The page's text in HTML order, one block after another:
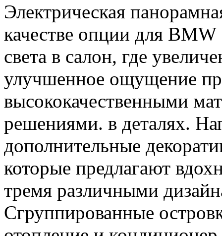
Электрическая
качестве опции для
света в салон, где
улучшенное ощущение
высококачественными
решениями. в деталях.
дополнительные
которые предлагают
тремя различными
Сгруппированные